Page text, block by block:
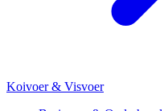
Koivoer & Visvoer